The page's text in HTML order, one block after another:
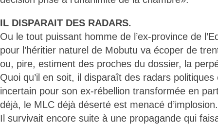
IL DISPARAIT DES RADARS.
Ou le tout puissant homme de l’ex-province de
pour l’héritier naturel de Mobutu va écoper de
ou, pire, estiment des proches du dossier, la
Quoi qu’il en soit, il disparaît des radars politiques
incertain pour son ex-rébellion transformée en
déjà, le MLC déjà déserté est menacé d’implosion.
Il survivait encore suite à une propagande qui